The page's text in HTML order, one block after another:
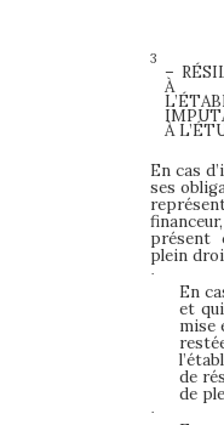
3
–
À
À
En cas
ses
présent
plein
·
En
et
mise
de
de
·